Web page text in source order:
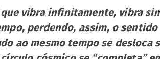
que vibra infinitamente, vibra
perdendo, assim, o
ao mesmo tempo se